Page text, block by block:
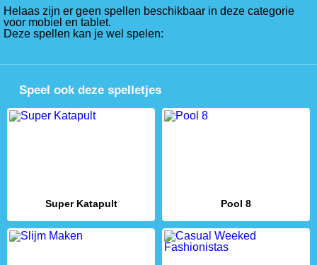
Helaas zijn er geen spellen beschikbaar in deze categorie
voor mobiel en tablet.
Deze spellen kan je wel spelen:
Speel ook deze spelletjes
Super Katapult Pool 8